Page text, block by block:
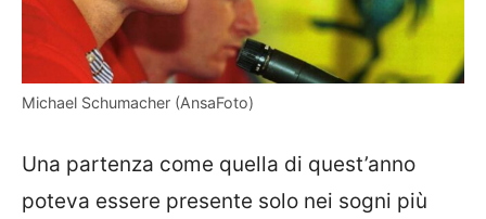
Michael Schumacher (AnsaFoto)
Una partenza come quella di quest’anno
poteva essere presente solo nei sogni più